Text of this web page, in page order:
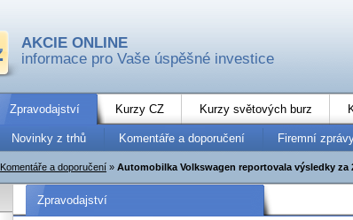
AKCIE ONLINE
informace pro Vaše úspěšné investice
Zpravodajství Kurzy CZ Kurzy světových burz
Novinky z trhů Komentáře a doporučení Firemní
Komentáře a doporučení » Automobilka Volkswagen reportovala výsledky za
Zpravodajství